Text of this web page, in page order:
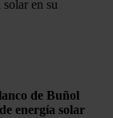
en su
de Buñol
energía solar